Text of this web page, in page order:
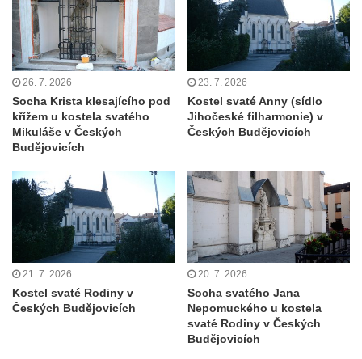
Tanvaldu
Kostel svatého Františka z Assisi v Tanvaldu
Riedlova hrobka v Desné
Kaple svaté Alžběty Durynské v Dolních
Křečanech
Márnice nového hřbitova ve Starých
Křečanech
Bývalá márnice u hřbitova v Dubé
Kostel Nalezení svatého Kříže v Dubé
Kostel Nanebevzetí Panny Marie v
Úněticích
Kostel svatého Klementa v Levém Hradci
Kostel Wang (Karpacz – Bierutowice,
Skalní kaple Nejsvětější Trojice u Česká
26. 7. 2026
Socha Krista klesajícího pod
křížem u kostela svatého
Mikuláše v Českých
Budějovicích
23. 7. 2026
Kostel svaté Anny (sídlo
Jihočeské filharmonie) v
Českých Budějovicích
21. 7. 2026
Kostel svaté Rodiny v
Českých Budějovicích
20. 7. 2026
Socha svatého Jana
Nepomuckého u kostela
svaté Rodiny v Českých
Budějovicích